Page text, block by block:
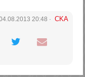
20:48 CKA